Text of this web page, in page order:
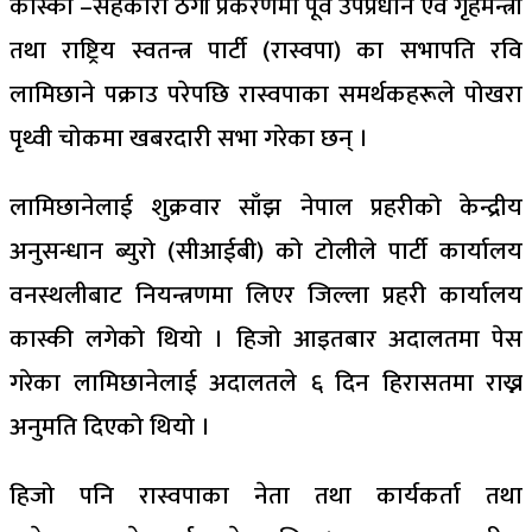
तथा राष्ट्रिय स्वतन्त्र पार्टी (रास्वपा) का सभापति रवि
लामिछाने पक्राउ परेपछि रास्वपाका समर्थकहरूले पोखरा
पृथ्वी चोकमा खबरदारी सभा गरेका छन् ।
लामिछानेलाई शुक्रवार साँझ नेपाल प्रहरीको केन्द्रीय
अनुसन्धान ब्युरो (सीआईबी) को टोलीले पार्टी कार्यालय
वनस्थलीबाट नियन्त्रणमा लिएर जिल्ला प्रहरी कार्यालय
कास्की लगेको थियो । हिजो आइतबार अदालतमा पेस
गरेका लामिछानेलाई अदालतले ६ दिन हिरासतमा राख्न
अनुमति दिएको थियो ।
हिजो पनि रास्वपाका नेता तथा कार्यकर्ता तथा